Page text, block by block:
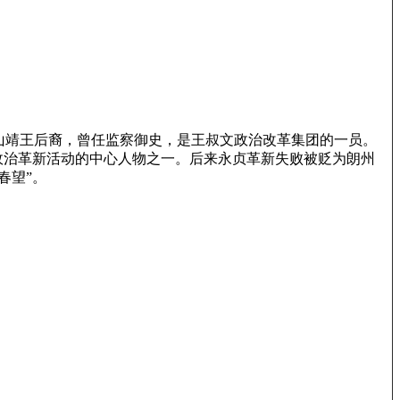
王后裔，曾任监察御史，是王叔文政治改革集团的一员。
革新活动的中心人物之一。后来永贞革新失败被贬为朗州
”。